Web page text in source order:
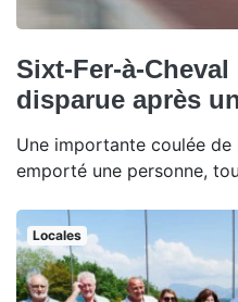
Sixt-Fer-à-
disparue après
Une importante coulée
emporté une personne,
Locales